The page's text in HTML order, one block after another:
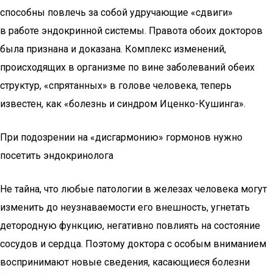
способны повлечь за собой удручающие «сдвиги»
в работе эндокринной системы. Правота обоих докторов
была признана и доказана. Комплекс изменений,
происходящих в организме по вине заболеваний обеих
структур, «спрятанных» в голове человека, теперь
известен, как «болезнь и синдром Иценко-Кушинга».
При подозрении на «дисгармонию» гормонов нужно
посетить эндокринолога
Не тайна, что любые патологии в железах человека могут
изменить до неузнаваемости его внешность, угнетать
детородную функцию, негативно повлиять на состояние
сосудов и сердца. Поэтому доктора с особым вниманием
воспринимают новые сведения, касающиеся болезни